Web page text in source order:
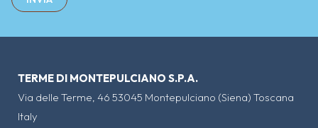
TERME DI MONTEPULCIANO S.P.A.
Via delle Terme, 46 53045 Montepulciano (Siena) Toscana
Italy